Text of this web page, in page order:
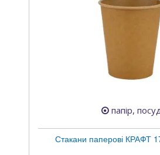
папір,
Стакани паперові КРАФТ